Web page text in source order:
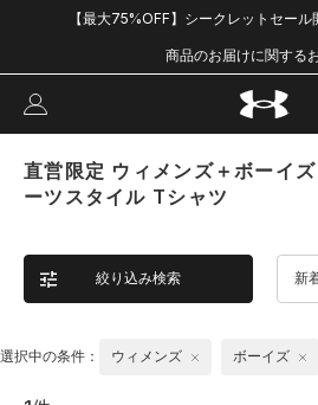
【最大75%OFF】シークレットセー
商品のお届けに関する
直営限定 ウィメンズ＋ボーイ
ーツスタイル Tシャツ
絞り込み検索 新
選択中の条件： ウィメンズ ボーイズ